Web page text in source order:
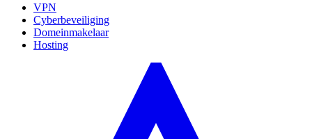
VPN
Cyberbeveiliging
Domeinmakelaar
Hosting